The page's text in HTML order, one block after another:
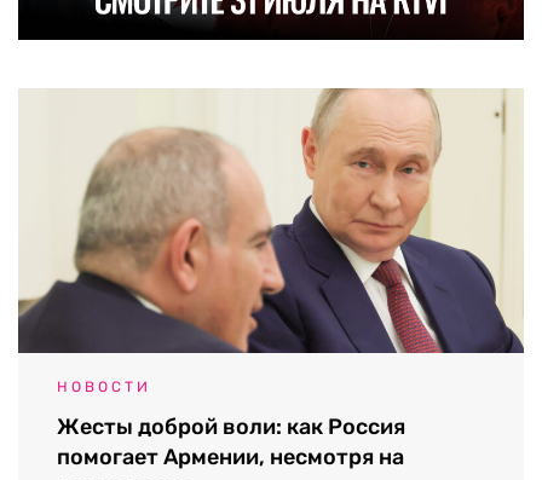
НОВОСТИ
Жесты доброй воли: как Россия
помогает Армении, несмотря на